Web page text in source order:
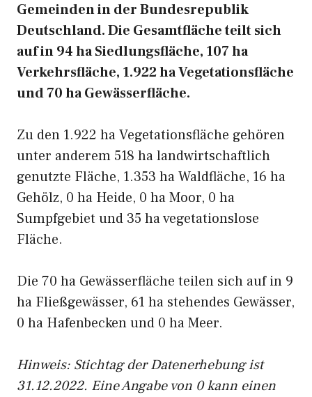
Gemeinden in der Bundesrepublik
Deutschland. Die Gesamtfläche teilt sich
auf in 94 ha Siedlungsfläche, 107 ha
Verkehrsfläche, 1.922 ha Vegetationsfläche
und 70 ha Gewässerfläche.
Zu den 1.922 ha Vegetationsfläche gehören
unter anderem 518 ha landwirtschaftlich
genutzte Fläche, 1.353 ha Waldfläche, 16 ha
Gehölz, 0 ha Heide, 0 ha Moor, 0 ha
Sumpfgebiet und 35 ha vegetationslose
Fläche.
Die 70 ha Gewässerfläche teilen sich auf in 9
ha Fließgewässer, 61 ha stehendes Gewässer,
0 ha Hafenbecken und 0 ha Meer.
Hinweis: Stichtag der Datenerhebung ist
31.12.2022. Eine Angabe von 0 kann einen